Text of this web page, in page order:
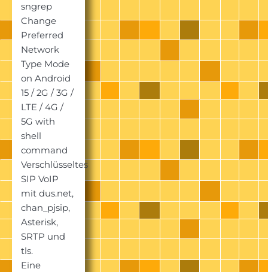
sngrep
Change
Preferred
Network
Type Mode
on Android
15 / 2G / 3G /
LTE / 4G /
5G with
shell
command
Verschlüsseltes
SIP VoIP
mit dus.net,
chan_pjsip,
Asterisk,
SRTP und
tls.
Eine